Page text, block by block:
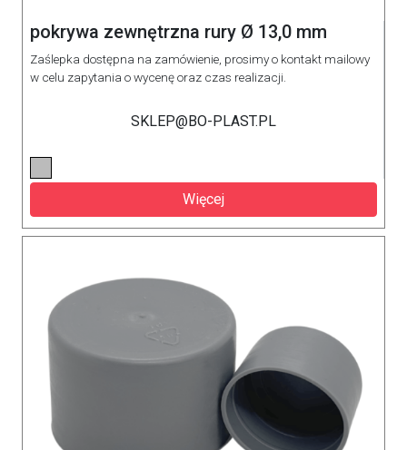
pokrywa zewnętrzna rury Ø 13,0 mm
Zaślepka dostępna na zamówienie, prosimy o kontakt mailowy
w celu zapytania o wycenę oraz czas realizacji.
SKLEP@BO-PLAST.PL
Więcej